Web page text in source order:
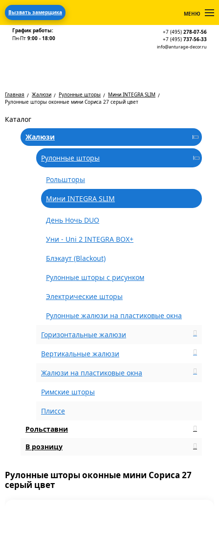
Вызвать замерщика МЕНЮ
График работы:
Пн-Пт 9:00 - 18:00
+7 (495) 278-07-56
+7 (495) 737-56-33
info@anturage-decor.ru
Главная Жалюзи Рулонные шторы
Мини INTEGRA SLIM
Рулонные шторы оконные мини Сориса 27 серый цвет
Каталог
Жалюзи
Рулонные шторы
Рольшторы
Мини INTEGRA SLIM
День Ночь DUO
Уни - Uni 2 INTEGRA BOX+
Блэкаут (Blackout)
Рулонные шторы с рисунком
Электрические шторы
Рулонные жалюзи на пластиковые окна
Горизонтальные жалюзи
Вертикальные жалюзи
Жалюзи на пластиковые окна
Римские шторы
Плиссе
Рольставни
В розницу
Рулонные шторы оконные мини Сориса 27
серый цвет